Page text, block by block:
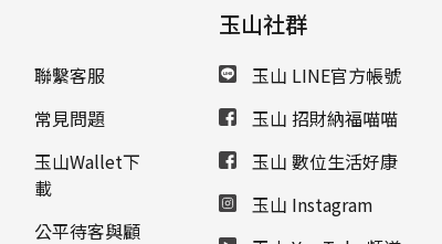
化、台中縣10多所偏遠地區或資源相對不足的
國小中發現，彰化縣社頭的清水國小與台中縣
家庭經濟條件不佳，但校方及學童家長對於閱
讀活動的推行與參與度都非常積極。其中，彰
化縣清水國小學童弱勢家庭比重達22%，雖然
家庭經濟欠佳，但家長對學校活動參與度仍相
當投入，校方更於每週安排一堂的讀課，舉辦
親師座談會，推動閱讀護照及家長共讀，從校
長開始帶動校內老師及家長一同重視閱讀，非
聯繫客服
常見問題
玉山Wallet下
載
公平待客與顧
玉山社群
玉山 LINE官方帳號
玉山 招財納福喵喵
玉山 數位生活好康
玉山 Instagram